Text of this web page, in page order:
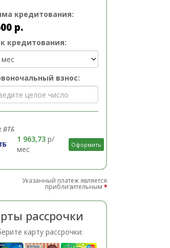
кредитования:
р.
кредитования:
взнос:
ВТБ
1 963,73 р/
мес
Оформить
Указанный платеж является
приблизительным*
рассрочки
карту рассрочки: